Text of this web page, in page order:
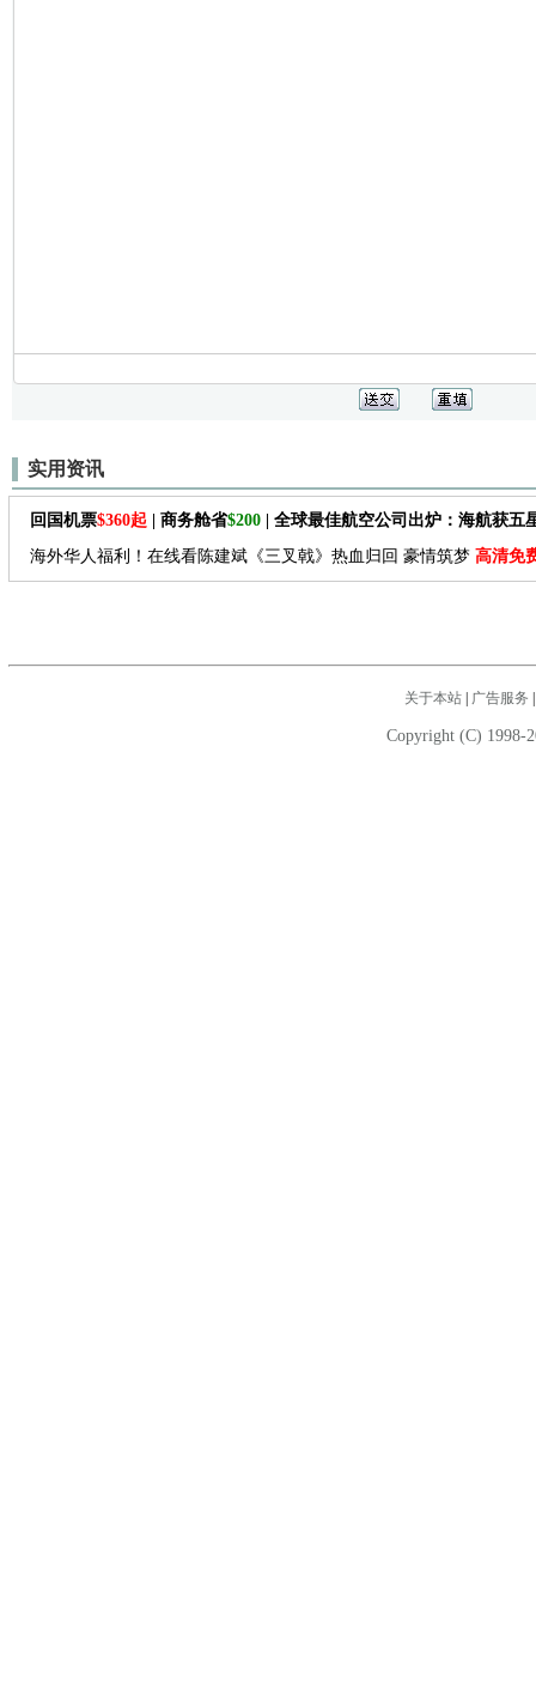
实用资讯
回国机票$360起 | 商务舱省$200 | 全球最佳航空公司出炉：海航获五
海外华人福利！在线看陈建斌《三叉戟》热血归回 豪情筑梦 高清免
关于本站| 广告服务
Copyright (C) 1998-